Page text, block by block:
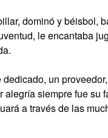
dominó y béisbol,
le encantaba
un
siempre fue su
a través de las